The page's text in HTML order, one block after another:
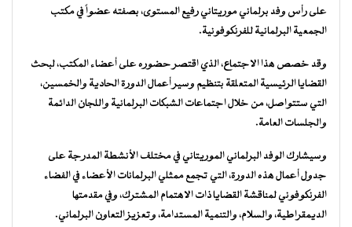
على رأس وفد برلماني موريتاني رفيع المستوى، بصفته عضواً في مكتب
الجمعية البرلمانية للفرنكوفونية.
وقد خصص هذا الاجتماع، الذي اقتصر حضوره على أعضاء المكتب، لبحث
القضايا الرئيسية المتعلقة بتنظيم وسير أعمال الدورة الحادية والخمسين،
التي ستتواصل، من خلال اجتماعات الشبكات البرلمانية واللجان الدائمة
والجلسات العامة.
وسيشارك الوفد البرلماني الموريتاني في مختلف الأنشطة المدرجة على
جدول أعمال هذه الدورة، التي تجمع ممثلي البرلمانات الأعضاء في الفضاء
الفرنكوفوني لمناقشة القضايا ذات الاهتمام المشترك، وفي مقدمتها
الديمقراطية، والسلام، والتنمية المستدامة، وتعزيز التعاون البرلماني.